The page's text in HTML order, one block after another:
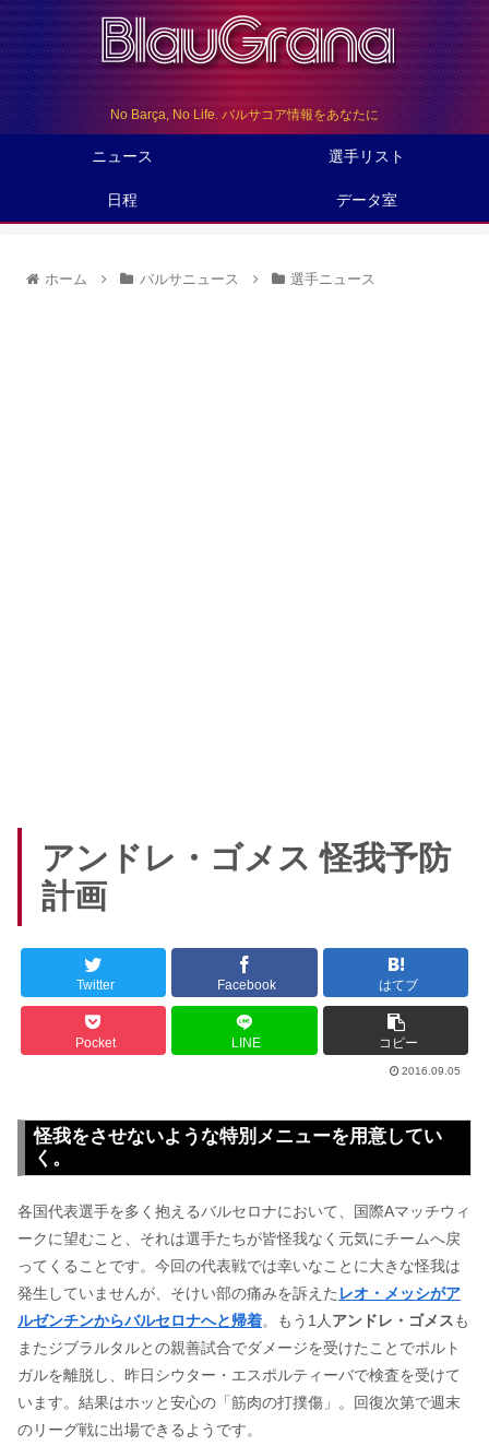
No Barça, No Life. バルサコア情報をあなたに
ニュース 選手リスト
日程 データ室
ホーム バルサニュース 選手ニュース
アンドレ・ゴメス 怪我予防
計画
Twitter Facebook はてブ
Pocket LINE コピー
2016.09.05
怪我をさせないような特別メニューを用意してい
く。
各国代表選手を多く抱えるバルセロナにおいて、国際Aマッチウィ
ークに望むこと、それは選手たちが皆怪我なく元気にチームへ戻
ってくることです。今回の代表戦では幸いなことに大きな怪我は
発生していませんが、そけい部の痛みを訴えた レオ・メッシがア
ルゼンチンからバルセロナへと帰着。もう1人アンドレ・ゴメスも
またジブラルタルとの親善試合でダメージを受けたことでポルト
ガルを離脱し、昨日シウター・エスポルティーバで検査を受けて
います。結果はホッと安心の「筋肉の打撲傷」。回復次第で週末
のリーグ戦に出場できるようです。